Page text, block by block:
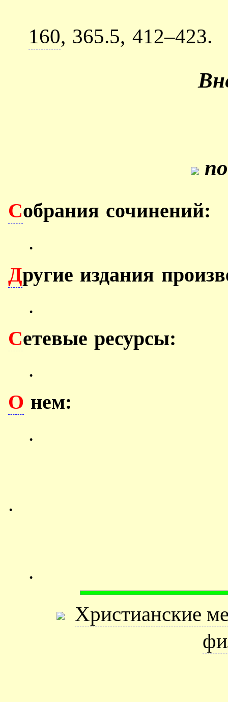
160, 365.5, 412–423.
Собрания сочинений:
.
Другие издания
.
Сетевые ресурсы:
.
О нем:
.
.
.
Христианские